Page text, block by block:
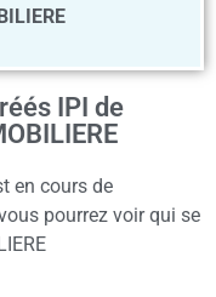
IPI de
en cours de
pourrez voir qui se